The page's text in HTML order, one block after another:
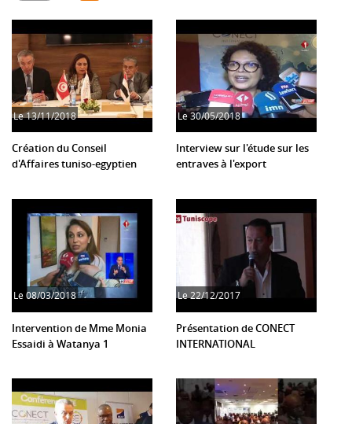
Création du Conseil
d'Affaires tuniso-egyptien
Le13/11/2018
Interview sur l'étude sur les
entraves à l'export
Le30/05/2018
Intervention de Mme Monia
Essaidi à Watanya 1
Le08/03/2018
Présentation de CONECT
INTERNATIONAL
Le22/12/2017